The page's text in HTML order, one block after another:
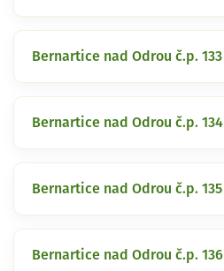
Bernartice nad Odrou č.p. 133
Bernartice nad Odrou č.p. 134
Bernartice nad Odrou č.p. 135
Bernartice nad Odrou č.p. 136